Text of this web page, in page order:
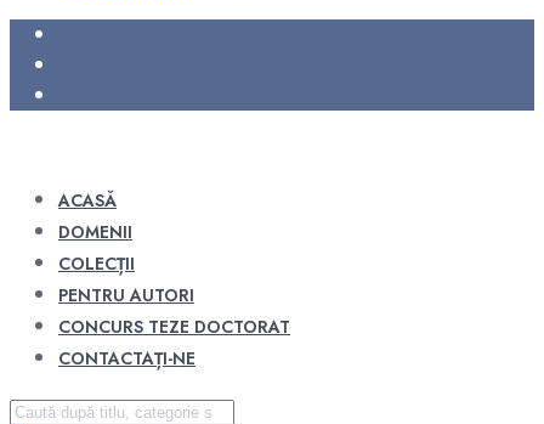
ACASĂ
DOMENII
COLECȚII
PENTRU AUTORI
CONCURS TEZE DOCTORAT
CONTACTAȚI-NE